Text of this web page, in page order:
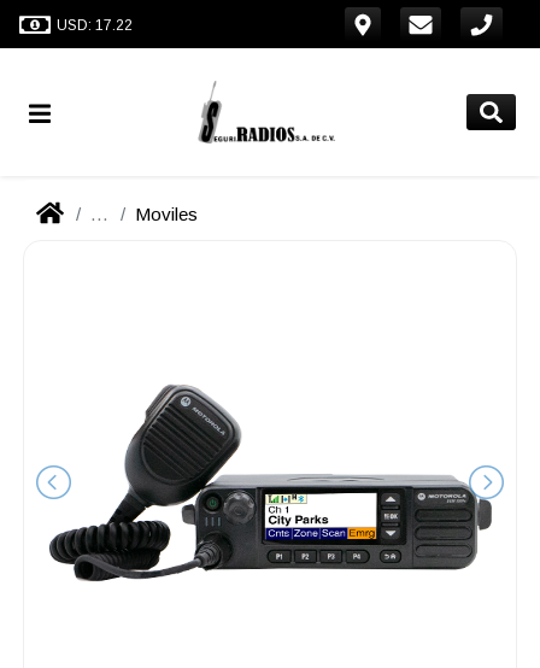
USD: 17.22
... Moviles